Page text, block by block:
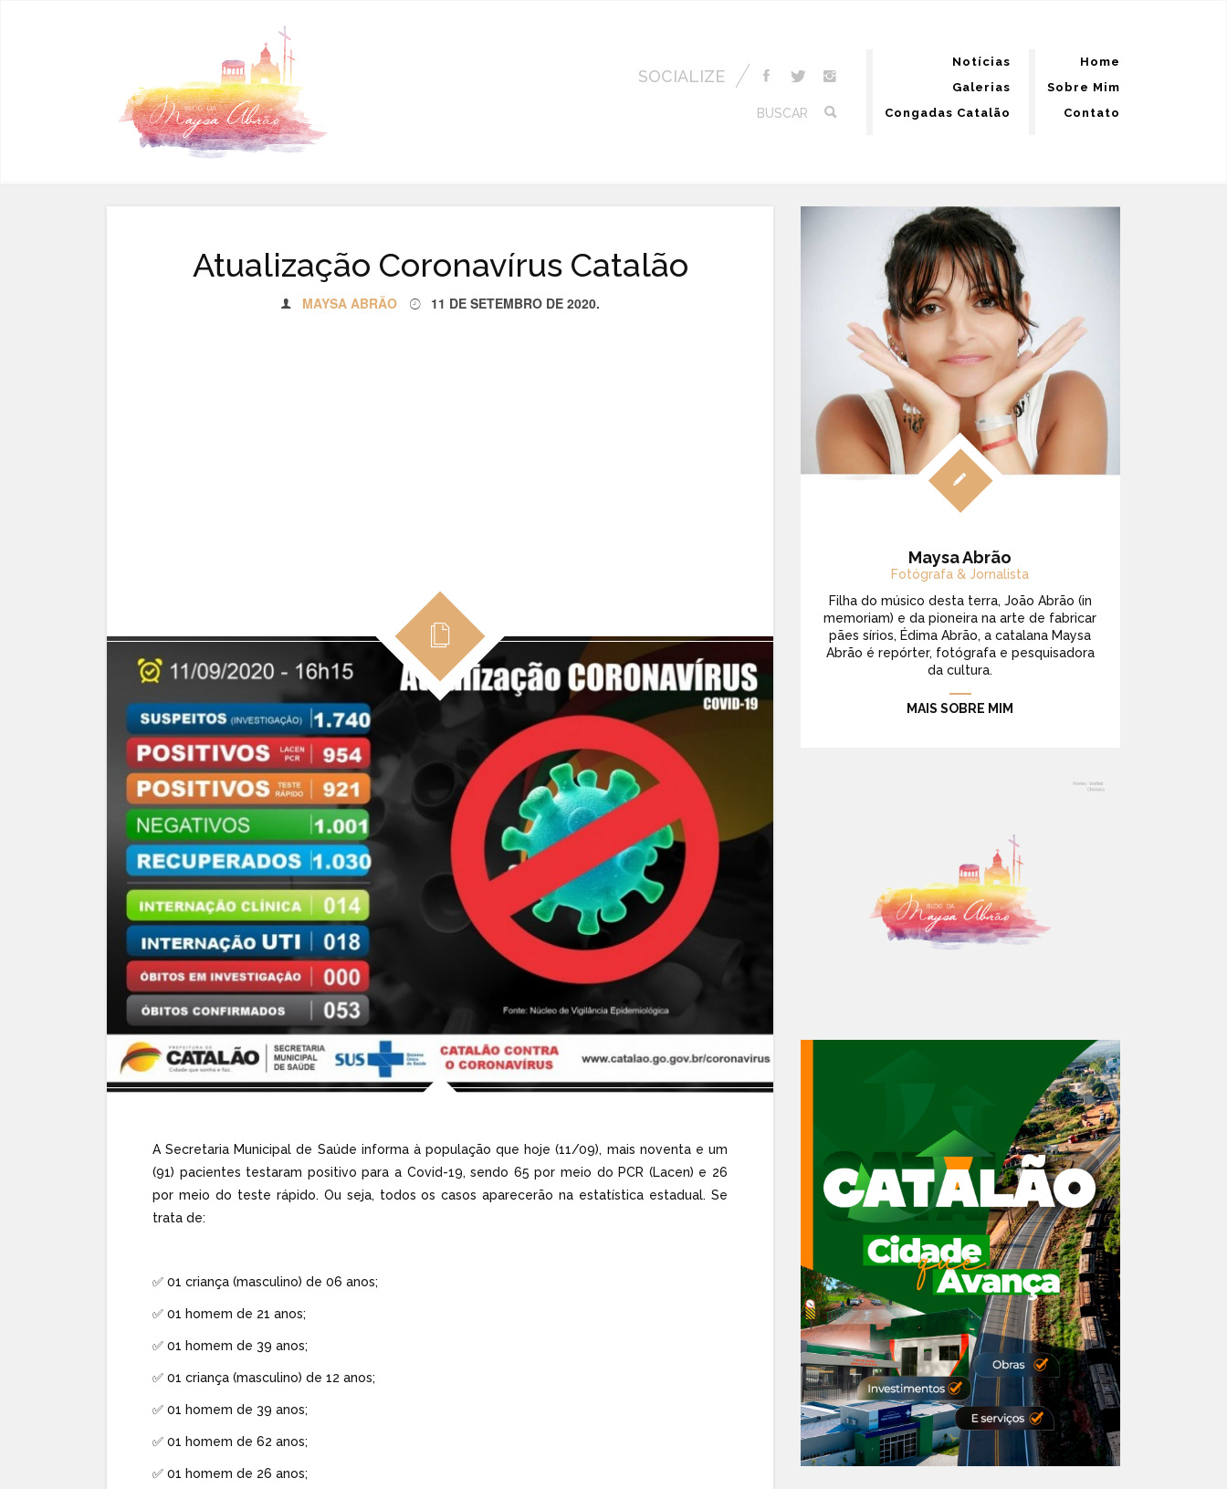
SOCIALIZE
BUSCAR
Notícias
Galerias
Congadas Catalão
Home
Sobre Mim
Contato
Atualização Coronavírus Catalão
MAYSA ABRÃO 11 DE SETEMBRO DE 2020.
A Secretaria Municipal de Saúde informa à população que hoje (11/09), mais noventa e um
(91) pacientes testaram positivo para a Covid-19, sendo 65 por meio do PCR (Lacen) e 26
por meio do teste rápido. Ou seja, todos os casos aparecerão na estatística estadual. Se
trata de:
✅ 01 criança (masculino) de 06 anos;
✅ 01 homem de 21 anos;
✅ 01 homem de 39 anos;
✅ 01 criança (masculino) de 12 anos;
✅ 01 homem de 39 anos;
✅ 01 homem de 62 anos;
✅ 01 homem de 26 anos;
Maysa Abrão
Fotógrafa & Jornalista
Filha do músico desta terra, João Abrão (in
memoriam) e da pioneira na arte de fabricar
pães sírios, Édima Abrão, a catalana Maysa
Abrão é repórter, fotógrafa e pesquisadora
da cultura.
MAIS SOBRE MIM